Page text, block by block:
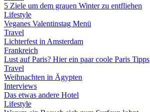
5 Ziele um dem grauen Winter zu entfliehen
Lifestyle
Veganes Valentinstag Menü
Travel
Lichterfest in Amsterdam
Frankreich
Lust auf Paris? Hier ein paar coole Paris Tipps
Travel
Weihnachten in Ägypten
Interviews
Das etwas andere Hotel
Lifestyle